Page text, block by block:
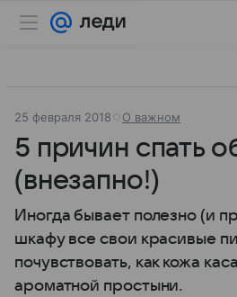
25 февраля 2018 О важном
5 причин спать
(внезапно!)
Иногда бывает полезно (и
шкафу все свои красивые
почувствовать, как кожа
ароматной простыни.